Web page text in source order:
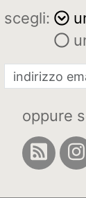
scegli:
oppure